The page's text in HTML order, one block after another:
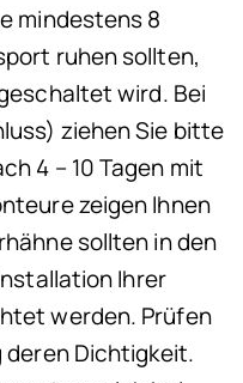
mindestens 8
ruhen sollten,
wird. Bei
ziehen Sie bitte
4 – 10 Tagen mit
zeigen Ihnen
sollten in den
Ihrer
werden. Prüfen
deren Dichtigkeit.